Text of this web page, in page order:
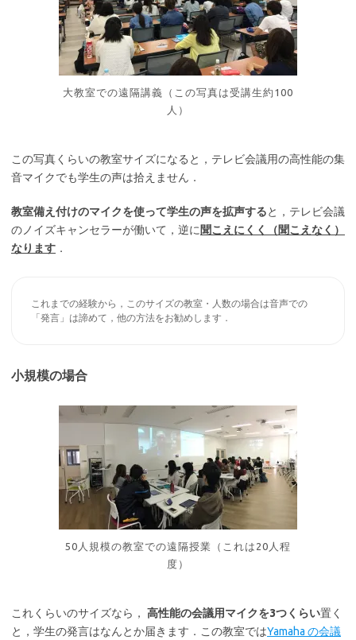
大教室での遠隔講義（この写真は受講生約100
人）
この写真くらいの教室サイズになると，テレビ会議用の高性能の集
音マイクでも学生の声は拾えません．
教室備え付けのマイクを使って学生の声を拡声すると，テレビ会議
のノイズキャンセラーが働いて，逆に 聞こえにくく（聞こえなく）
なります ．
これまでの経験から，このサイズの教室・人数の場合は音声での
「発言」は諦めて，他の方法をお勧めします．
小規模の場合
50人規模の教室での遠隔授業（これは20人程
度）
これくらいのサイズなら， 高性能の会議用マイクを3つくらい置く
と，学生の発言はなんとか届きます．この教室ではYamaha の会議